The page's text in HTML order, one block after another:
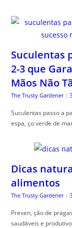
Suculentas
2-3 que
Mãos Não
The Trusty Gardener |
Suculentas passo a
espa, ço verde de
Dicas
alimentos
The Trusty Gardener |
Preven, ção de
saudáveis e